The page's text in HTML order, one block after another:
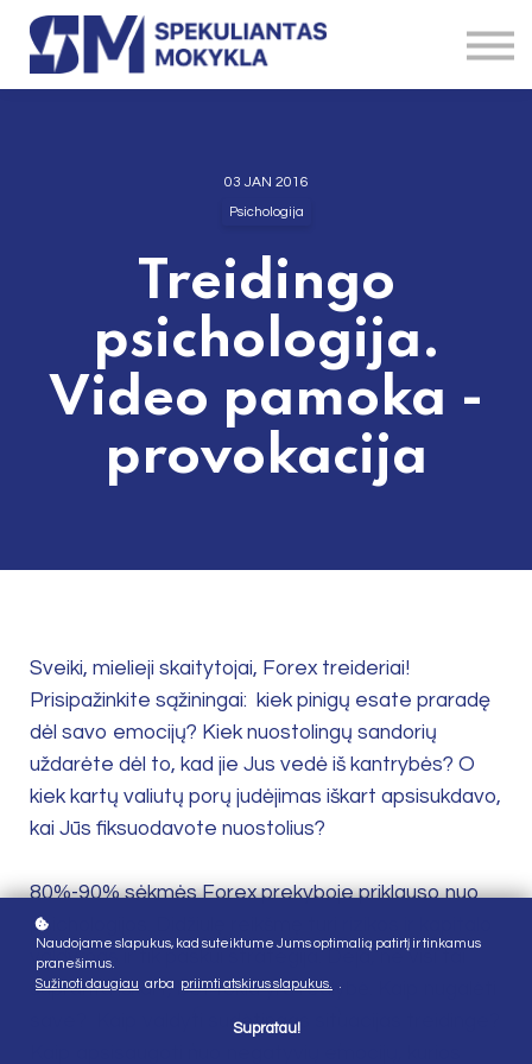
Brokeriai
03 JAN 2016
Psichologija
Treidingo
psichologija.
Video pamoka -
provokacija
Sveiki, mielieji skaitytojai, Forex treideriai!
Prisipažinkite sąžiningai: kiek pinigų esate praradę
dėl savo emocijų? Kiek nuostolingų sandorių
uždarėte dėl to, kad jie Jus vedė iš kantrybės? O
kiek kartų valiutų porų judėjimas iškart apsisukdavo,
kai Jūs fiksuodavote nuostolius?
80%-90% sėkmės Forex prekyboje priklauso nuo
psichologijos. Didžiulę reikšmę turi
valdymas
ir tik paskui strategija. Deja, ne visi tai
supranta iškart, bet tokia yra realybė. Kaip nugalėti
save? Kaip valdyti sudėtingas situacijas treidinge?
Naudojame slapukus, kad suteiktume Jums optimalią patirtį ir tinkamus
pranešimus.
Sužinoti daugiau arba priimti atskirus slapukus.
Supratau!